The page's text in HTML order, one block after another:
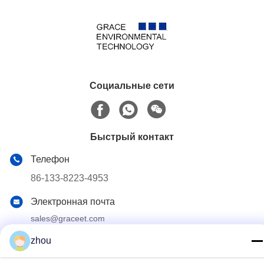
Социальные сети
Быстрый контакт
Телефон
86-133-8223-4953
Электронная почта
sales@graceet.com
Адрес
Дорога No.333 Jincheng восточная, район Xinwu, город
zhou